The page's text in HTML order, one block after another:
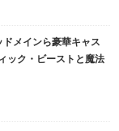
メインら豪華キャス
ック・ビーストと魔法